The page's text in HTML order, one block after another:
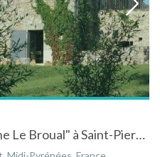
Gîte de charme au "Domaine Le Broual" à Saint-Pierre-Toirac près de Figeac - Lot - Midi-Pyrénées